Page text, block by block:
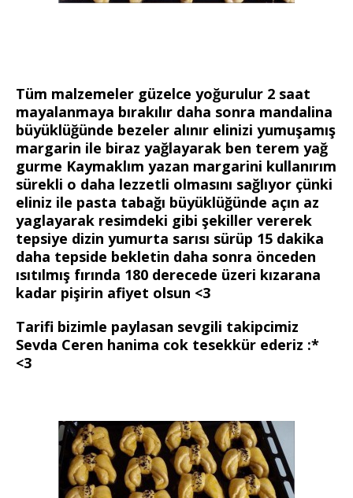
Tüm malzemeler güzelce yoğurulur 2 saat
mayalanmaya bırakılır daha sonra mandalina
büyüklüğünde bezeler alınır elinizi yumuşamış
margarin ile biraz yağlayarak ben terem yağ
gurme Kaymaklım yazan margarini kullanırım
sürekli o daha lezzetli olmasını sağlıyor çünki
eliniz ile pasta tabağı büyüklüğünde açın az
yaglayarak resimdeki gibi şekiller vererek
tepsiye dizin yumurta sarısı sürüp 15 dakika
daha tepside bekletin daha sonra önceden
ısıtılmış fırında 180 derecede üzeri kızarana
kadar pişirin afiyet olsun <3
Tarifi bizimle paylasan sevgili takipcimiz
Sevda Ceren hanima cok tesekkür ederiz :*
<3